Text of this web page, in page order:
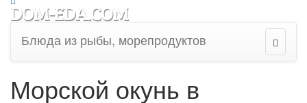
Блюда из рыбы, морепродуктов
Морской окунь в